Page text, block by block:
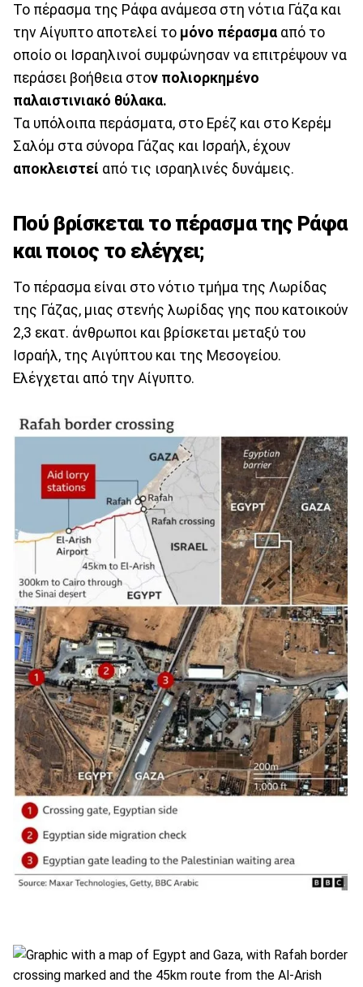
Το πέρασμα της Ράφα ανάμεσα στη νότια Γάζα και
την Αίγυπτο αποτελεί το μόνο πέρασμα από το
οποίο οι Ισραηλινοί συμφώνησαν να επιτρέψουν να
περάσει βοήθεια στον πολιορκημένο
παλαιστινιακό θύλακα.
Τα υπόλοιπα περάσματα, στο Ερέζ και στο Κερέμ
Σαλόμ στα σύνορα Γάζας και Ισραήλ, έχουν
αποκλειστεί από τις ισραηλινές δυνάμεις.
Πού βρίσκεται το πέρασμα της Ράφα
και ποιος το ελέγχει;
Το πέρασμα είναι στο νότιο τμήμα της Λωρίδας
της Γάζας, μιας στενής λωρίδας γης που κατοικούν
2,3 εκατ. άνθρωποι και βρίσκεται μεταξύ του
Ισραήλ, της Αιγύπτου και της Μεσογείου.
Ελέγχεται από την Αίγυπτο.